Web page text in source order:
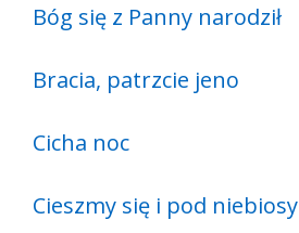
Bóg się z Panny narodził
Bracia, patrzcie jeno
Cicha noc
Cieszmy się i pod niebiosy